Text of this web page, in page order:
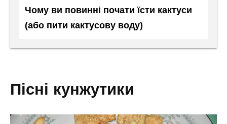
Чому ви повинні почати їсти кактуси
(або пити кактусову воду)
пісні кунжутики